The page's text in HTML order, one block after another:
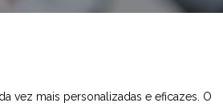
vez mais personalizadas e eficazes. O